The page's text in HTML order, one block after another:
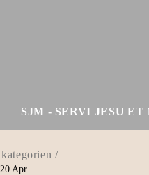
SJM - SERVI JESU ET
20 Apr.